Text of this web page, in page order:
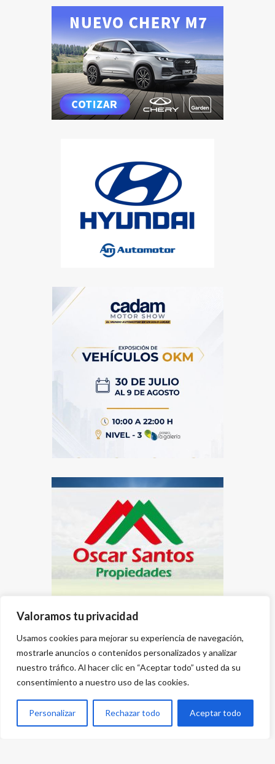
Valoramos tu privacidad
Usamos cookies para mejorar su experiencia de navegación,
mostrarle anuncios o contenidos personalizados y analizar
nuestro tráfico. Al hacer clic en “Aceptar todo” usted da su
consentimiento a nuestro uso de las cookies.
Personalizar Rechazar todo Aceptar todo